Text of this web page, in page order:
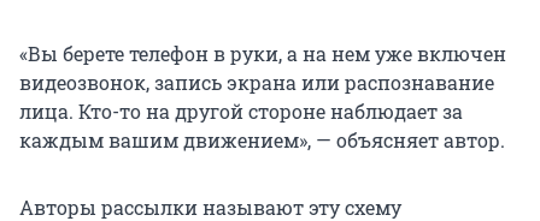
«Вы берете телефон в руки, а на нем уже включен
видеозвонок, запись экрана или распознавание
лица. Кто-то на другой стороне наблюдает за
каждым вашим движением», — объясняет автор.
Авторы рассылки называют эту схему